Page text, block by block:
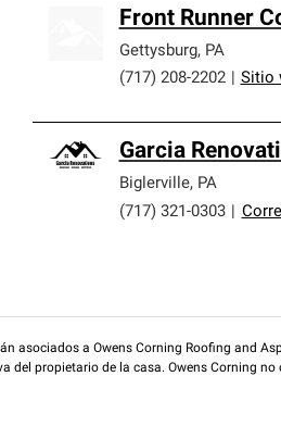
Front Runner
Gettysburg, PA
(717) 208-2202
Sitio
Garcia
Biglerville, PA
(717) 321-0303
asociados a Owens Corning Roofing and
del propietario de la casa. Owens Corning